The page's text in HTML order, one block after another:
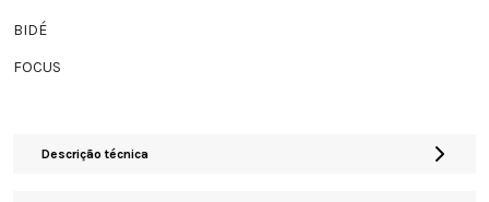
BIDÉ
FOCUS
Descrição técnica